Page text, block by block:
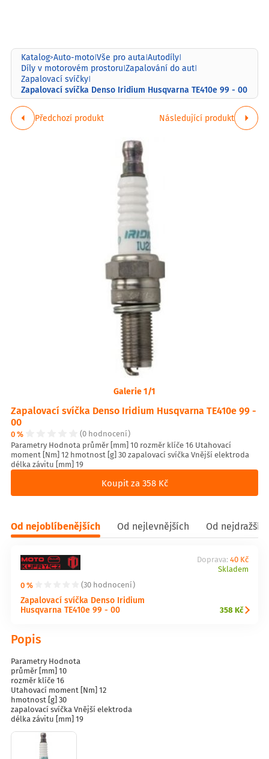
Katalog>Auto-moto|Vše pro auta|Autodíly|
Díly v motorovém prostoru|Zapalování do aut|
Zapalovací svíčky|
Zapalovací svíčka Denso Iridium Husqvarna TE410e 99 - 00
Předchozí produkt Následující produkt
Galerie 1/1
Zapalovací svíčka Denso Iridium Husqvarna TE410e 99 -
00
0 %
(0 hodnocení)
Parametry Hodnota průměr [mm] 10 rozměr klíče 16 Utahovací
moment [Nm] 12 hmotnost [g] 30 zapalovací svíčka Vnější elektroda
délka závitu [mm] 19
Koupit za 358 Kč
Od nejoblíbenějších Od nejlevnějších Od
0 % (30 hodnocení)
Zapalovací svíčka Denso Iridium
Husqvarna TE410e 99 - 00
Doprava: 40 Kč
Skladem
358 Kč
Popis
Parametry Hodnota
průměr [mm] 10
rozměr klíče 16
Utahovací moment [Nm] 12
hmotnost [g] 30
zapalovací svíčka Vnější elektroda
délka závitu [mm] 19